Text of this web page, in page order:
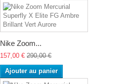
Nike Zoom...
157,00 € 290,00 €
Ajouter au panier